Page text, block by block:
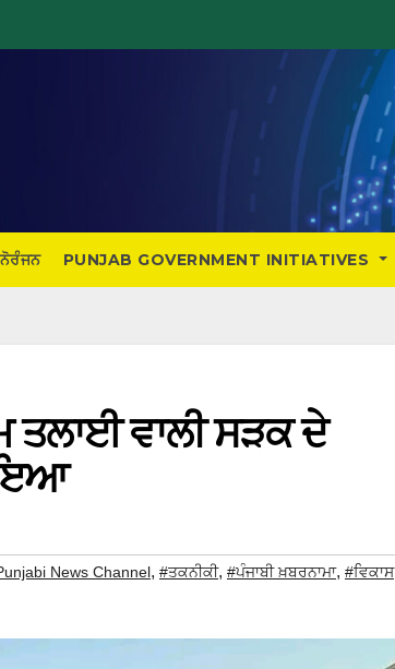
PUNJAB GOVERNMENT INITIATIVES
ਤਲਾਈ ਵਾਲੀ ਸੜਕ ਦੇ
News Channel, #ਤਕਨੀਕੀ, #ਪੰਜਾਬੀ ਖ਼ਬਰਨਾਮਾ, #ਵਿਕਾਸ